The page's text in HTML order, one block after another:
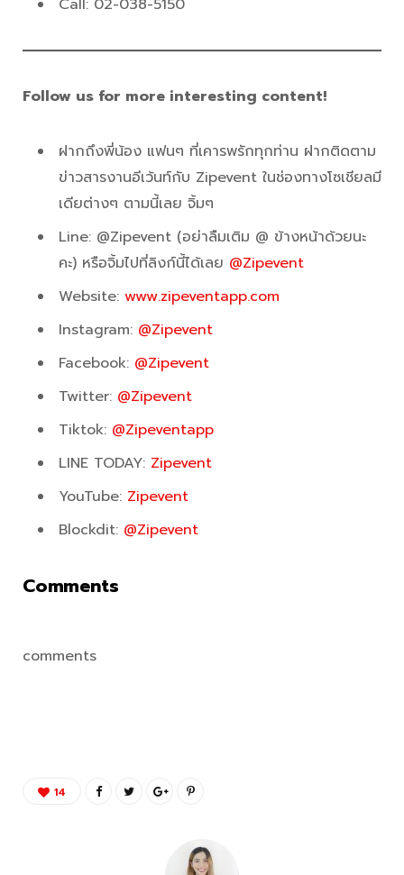
Call: 02-038-5150
Follow us for more interesting content!
ฝากถึงพี่น้อง แฟนๆ ที่เคารพรักทุกท่าน ฝากติดตาม
ข่าวสารงานอีเว้นท์กับ Zipevent ในช่องทางโซเชียลมี
เดียต่างๆ ตามนี้เลย จิ้มๆ
Line: @Zipevent (อย่าลืมเติม @ ข้างหน้าด้วยนะ
คะ) หรือจิ้มไปที่ลิงก์นี้ได้เลย @Zipevent
Website: www.zipeventapp.com
Instagram: @Zipevent
Facebook: @Zipevent
Twitter: @Zipevent
Tiktok: @Zipeventapp
LINE TODAY: Zipevent
YouTube: Zipevent
Blockdit: @Zipevent
Comments
comments
14